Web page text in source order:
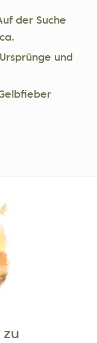
der Suche
und
zu